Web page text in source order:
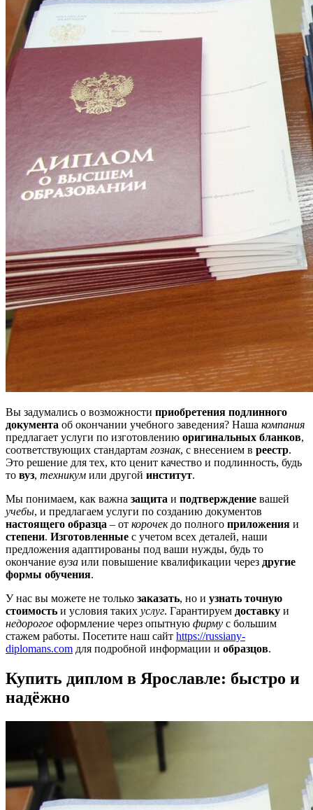
Вы задумались о возможности приобретения подлинного
документа об окончании учебного заведения? Наша компания
предлагает услуги по изготовлению оригинальных бланков,
соответствующих стандартам гознак, с внесением в реестр.
Это решение для тех, кто ценит качество и подлинность, будь
то вуз, техникум или другой институт.
Мы понимаем, как важна защита и подтверждение вашей
учебы, и предлагаем услуги по созданию документов
настоящего образца – от корочекдо полного приложения и
степени. Изготовленные с учетом всех деталей, наши
предложения адаптированы под ваши нужды, будь то
окончание вуза или повышение квалификации через другие
формы обучения.
У нас вы можете не только заказать, но и узнать точную
стоимость и условия таких услуг. Гарантируем доставку и
недорогое оформление через опытную фирму с большим
стажем работы. Посетите наш сайт https://russiany-
diplomans.com для подробной информации и образцов.
Купить диплом в Ярославле: быстро и
надёжно